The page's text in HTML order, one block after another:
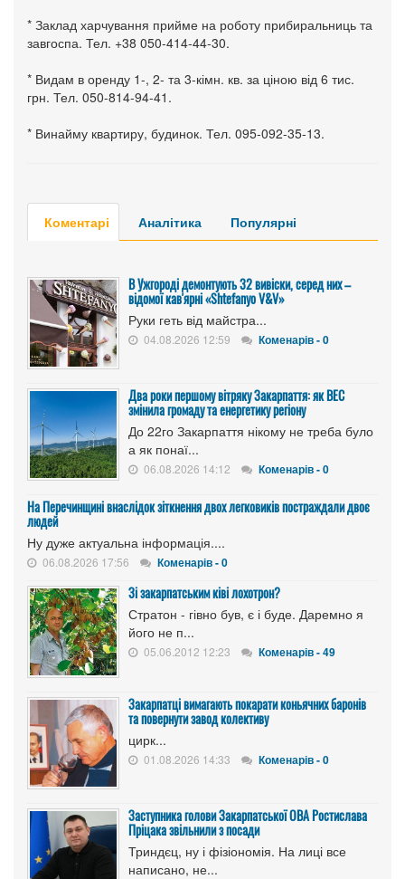
* Заклад харчування прийме на роботу прибиральниць та
завгоспа. Тел. +38 050-414-44-30.
* Видам в оренду 1-, 2- та 3-кімн. кв. за ціною від 6 тис.
грн. Тел. 050-814-94-41.
* Винайму квартиру, будинок. Тел. 095-092-35-13.
Коментарі Аналітика Популярні
В Ужгороді демонтують 32 вивіски, серед них –
відомої кав'ярні «Shtefanyo V&V»
Руки геть від майстра...
04.08.2026 12:59 Коменарів - 0
Два роки першому вітряку Закарпаття: як ВЕС
змінила громаду та енергетику регіону
До 22го Закарпаття нікому не треба було
а як понаї...
06.08.2026 14:12 Коменарів - 0
На Перечинщині внаслідок зіткнення двох легковиків постраждали двоє
людей
Ну дуже актуальна інформація....
06.08.2026 17:56 Коменарів - 0
Зі закарпатським ківі лохотрон?
Стратон - гівно був, є і буде. Даремно я
його не п...
05.06.2012 12:23 Коменарів - 49
Закарпатці вимагають покарати коньячних баронів
та повернути завод колективу
цирк...
01.08.2026 14:33 Коменарів - 0
Заступника голови Закарпатської ОВА Ростислава
Пріцака звільнили з посади
Триндєц, ну і фізіономія. На лиці все
написано, не...